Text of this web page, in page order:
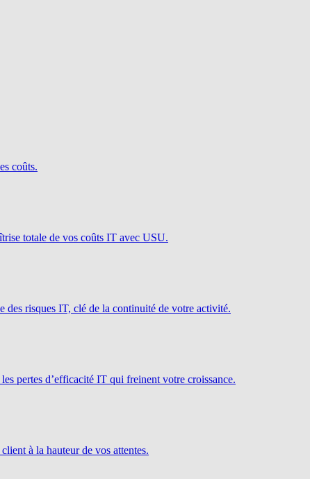
coûts.
totale de vos coûts IT avec USU.
des risques IT, clé de la continuité de votre activité.
pertes d’efficacité IT qui freinent votre croissance.
à la hauteur de vos attentes.